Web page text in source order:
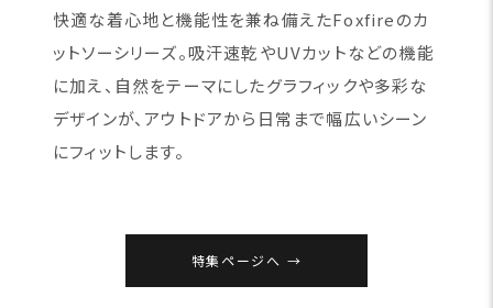
快適な着心地と機能性を兼ね備えたFoxfireのカ
ットソーシリーズ。吸汗速乾やUVカットなどの機能
に加え、自然をテーマにしたグラフィックや多彩な
デザインが、アウトドアから日常まで幅広いシーン
にフィットします。
特集ページへ